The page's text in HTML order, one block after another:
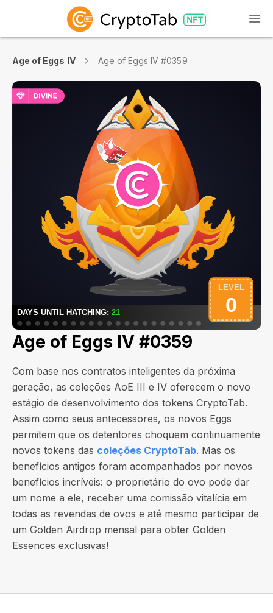
Age of Eggs IV Age of Eggs IV #0359
Age of Eggs IV #0359
Com base nos contratos inteligentes da próxima
geração, as coleções AoE III e IV oferecem o novo
estágio de desenvolvimento dos tokens CryptoTab.
Assim como seus antecessores, os novos Eggs
permitem que os detentores choquem continuamente
novos tokens das coleções CryptoTab. Mas os
benefícios antigos foram acompanhados por novos
benefícios incríveis: o proprietário do ovo pode dar
um nome a ele, receber uma comissão vitalícia em
todas as revendas de ovos e até mesmo participar de
um Golden Airdrop mensal para obter Golden
Essences exclusivas!